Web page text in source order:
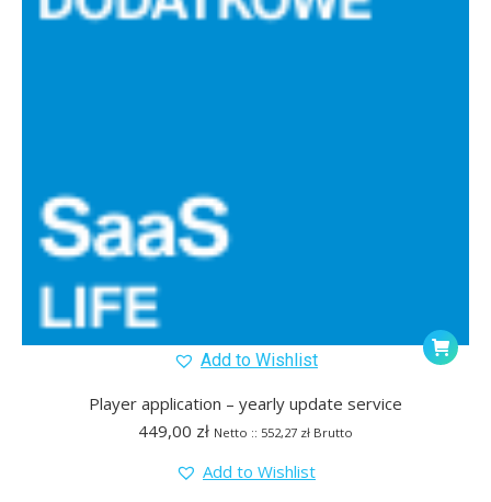
Add to Wishlist
Player application – yearly update service
449,00 zł Netto :: 552,27 zł Brutto
Add to Wishlist